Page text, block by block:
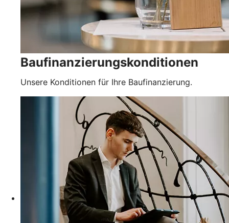
Baufinanzierungskonditionen
Unsere Konditionen für Ihre Baufinanzierung.